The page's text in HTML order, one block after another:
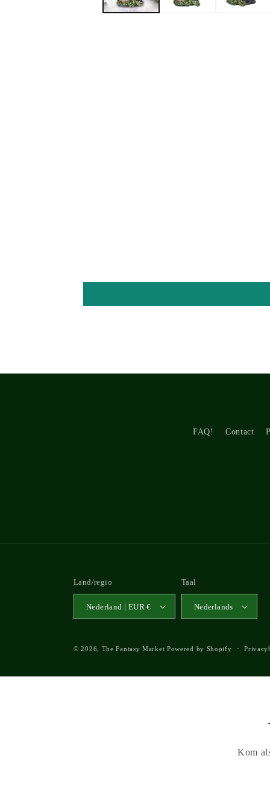
FAQ! Contact
Land/regio
Nederland | EUR €
Taal
Nederlands
© 2026, The Fantasy Market Powered by Shopify
Kom